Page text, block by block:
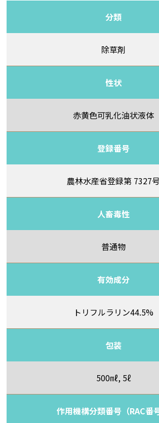
分類
除草剤
性状
赤黄色可乳化油状液体
登録番号
農林水産省登録第 7327
人畜毒性
普通物
有効成分
トリフルラリン44.5%
包装
500㎖, 5ℓ
作用機構分類番号（RAC番号